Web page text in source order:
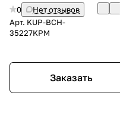
0
Нет отзывов
Арт. KUP-BCH-
35227KPM
Заказать